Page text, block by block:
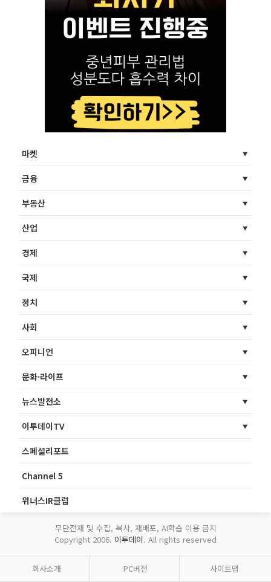
마켓
금융
부동산
산업
경제
국제
정치
사회
오피니언
문화·라이프
뉴스발전소
이투데이TV
스페셜리포트
Channel 5
위너스IR클럽
무단전재 및 수집, 복사, 재배포, AI학습 이용 금지
Copyright 2006. 이투데이. All rights reserved
회사소개 PC버전 사이트맵